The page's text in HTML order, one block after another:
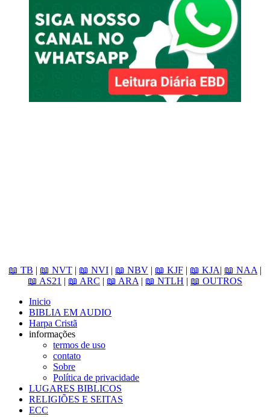
📖 TB | 📖 NVT | 📖 NVI | 📖 NBV | 📖 KJF | 📖 KJA| 📖 NAA |
📖 AS21 | 📖 ARC | 📖 ARA | 📖 NTLH | 📖 OUTROS
Inicio
BIBLIA EM AUDIO
Harpa Cristã
informações
termos de uso
contato
Sobre
Política de privacidade
LUGARES BIBLICOS
RELIGIÕES E SEITAS
ECC